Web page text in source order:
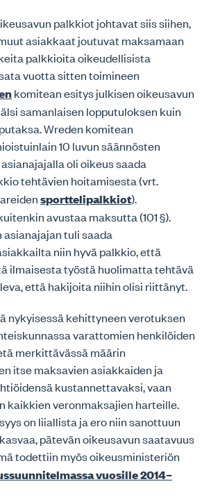
palkkiot johtavat siis siihen,
asiakkaat joutuvat maksamaan
palkkioita oikeudellisista
vuotta sitten toimineen
komitean esitys julkisen oikeusavun
samanlaisen lopputuloksen kuin
Wreden komitean
10 luvun säännösten
oli oikeus saada
tehtävien hoitamisesta (vrt.
sporttelipalkkiot).
avustaa maksutta (101 §).
asianajajan tuli saada
niin hyvä palkkio, että
ilmaisesta työstä huolimatta tehtävä
että hakijoita niihin olisi riittänyt.
nykyisessä kehittyneen verotuksen
varattomien henkilöiden
merkittävässä määrin
itse maksavien asiakkaiden ja
kustannettavaksi, vaan
kaikkien veronmaksajien harteille.
on liiallista ja ero niin sanottuun
pätevän oikeusavun saatavuus
todettiin myös oikeusministeriön
vuosille 2014–